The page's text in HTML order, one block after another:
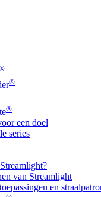
®
®
een doel
series
van Streamlight
en